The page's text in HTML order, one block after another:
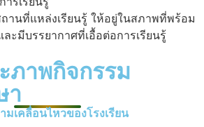
านที่แหล่งเรียนรู้ ให้อยู่ในสภาพที่พร้อม
ะมีบรรยากาศที่เอื้อต่อการเรียนรู้
ภาพกิจกรรม
า
เคลื่อนไหวของโรงเรียน